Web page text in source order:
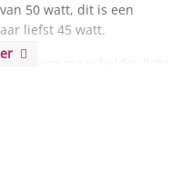
50 watt, dit is een
liefst 45 watt.
warm maar helder licht
wens kunt aanpassen. U